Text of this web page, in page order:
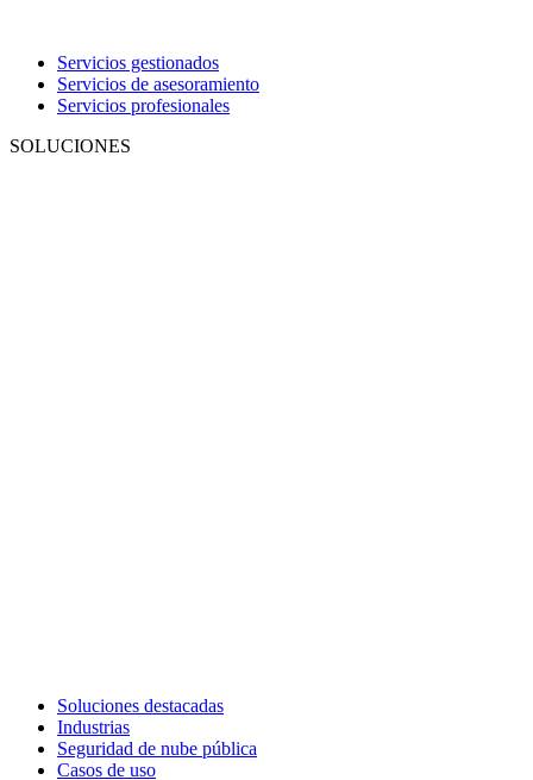
Servicios gestionados
Servicios de asesoramiento
Servicios profesionales
SOLUCIONES
Soluciones destacadas
Industrias
Seguridad de nube pública
Casos de uso